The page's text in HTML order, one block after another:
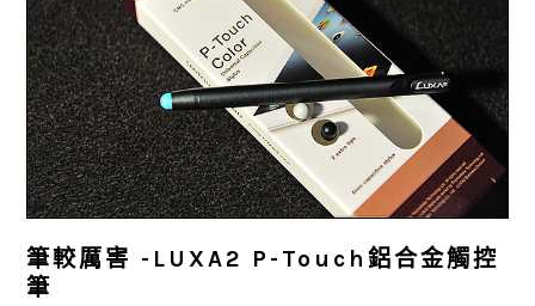
筆較厲害 -LUXA2 P-Touch鋁合金觸控
筆